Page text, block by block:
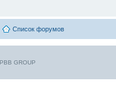
Список форумов
GROUP